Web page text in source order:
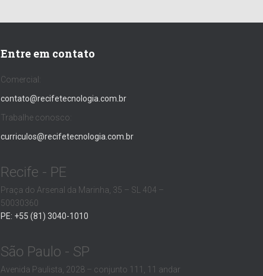
Entre em contato
Comercial:
contato@recifetecnologia.com.br
Trabalhe conosco:
curriculos@recifetecnologia.com.br
Recife - PE
Praça do Arsenal da Marinha, 35 – SL 404 –
50030360
PE: +55 (81) 3040-1010
São Paulo - SP
Avenida Paulista, 2028 – conjunto 111, 11 andar